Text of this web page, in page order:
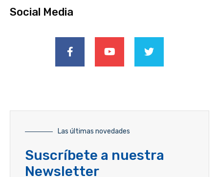
Social Media
Las últimas novedades
Suscríbete a nuestra
Newsletter